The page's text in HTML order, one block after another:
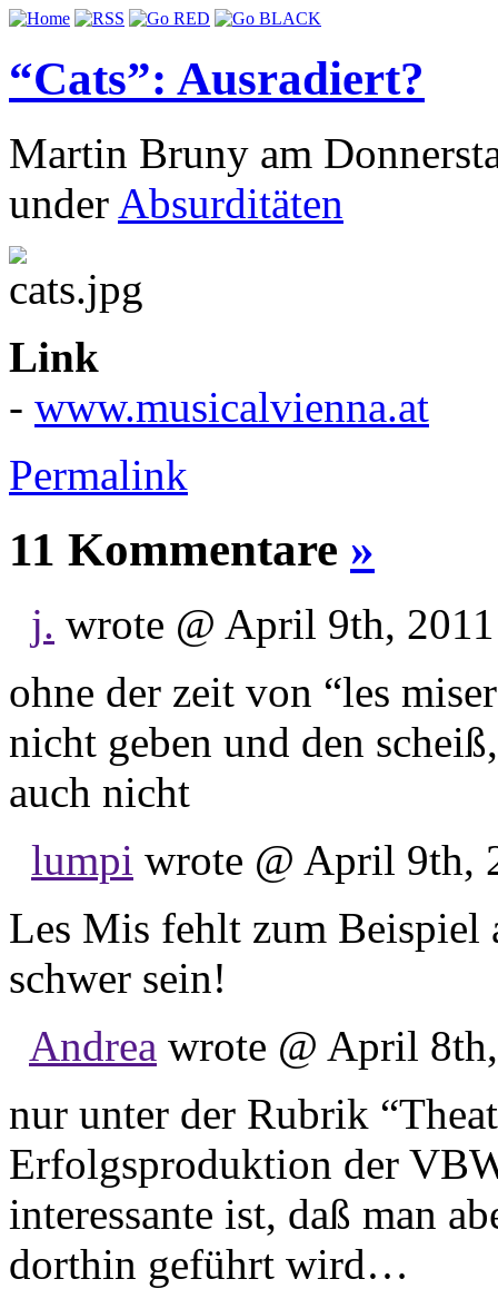
“Cats”: Ausradiert?
Martin Bruny am
under Absurditäten
Link
- www.musicalvienna.at
Permalink
11 Kommentare »
j. wrote @ April 9th,
ohne der zeit von “les
nicht geben und den
auch nicht
lumpi wrote @ April 9th,
Les Mis fehlt zum Beispiel
schwer sein!
Andrea wrote @ April
nur unter der Rubrik
Erfolgsproduktion der
interessante ist, daß man
dorthin geführt wird…